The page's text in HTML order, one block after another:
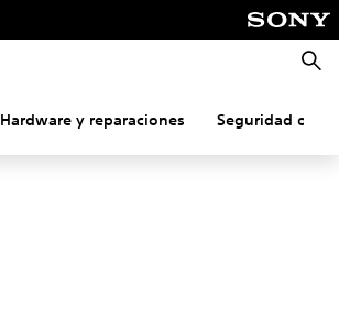
Hardware y reparaciones Seguridad